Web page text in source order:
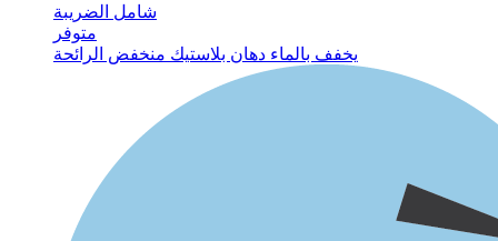
شامل الضريبة
متوفر
يخفف بالماء دهان بلاستيك منخفض الرائحة